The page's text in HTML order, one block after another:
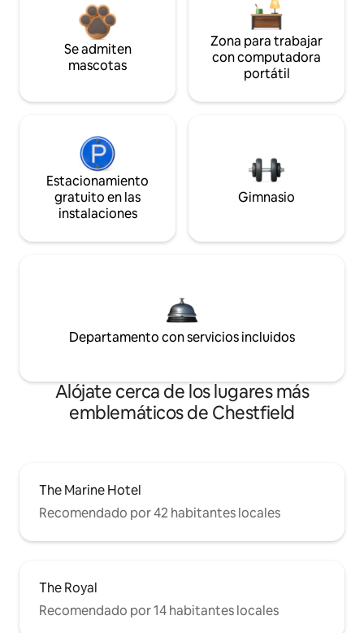
Se admiten
mascotas
Zona para trabajar
con computadora
portátil
Estacionamiento
gratuito en las
instalaciones
Gimnasio
Departamento con servicios incluidos
Alójate cerca de los lugares más
emblemáticos de Chestfield
The Marine Hotel
Recomendado por 42 habitantes locales
The Royal
Recomendado por 14 habitantes locales